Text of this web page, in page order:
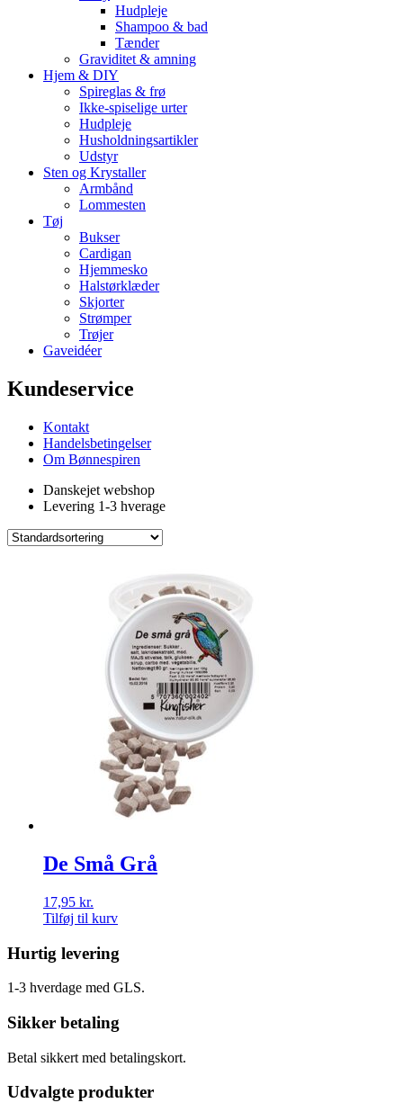
Hudpleje
Shampoo & bad
Tænder
Graviditet & amning
Hjem & DIY
Spireglas & frø
Ikke-spiselige urter
Hudpleje
Husholdningsartikler
Udstyr
Sten og Krystaller
Armbånd
Lommesten
Tøj
Bukser
Cardigan
Hjemmesko
Halstørklæder
Skjorter
Strømper
Trøjer
Gaveidéer
Kundeservice
Kontakt
Handelsbetingelser
Om Bønnespiren
Danskejet webshop
Levering 1-3 hverage
De Små Grå
17,95 kr.
Tilføj til kurv
Hurtig levering
1-3 hverdage med GLS.
Sikker betaling
Betal sikkert med betalingskort.
Udvalgte produkter